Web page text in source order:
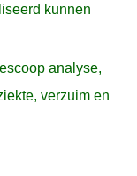
kunnen
analyse,
verzuim en